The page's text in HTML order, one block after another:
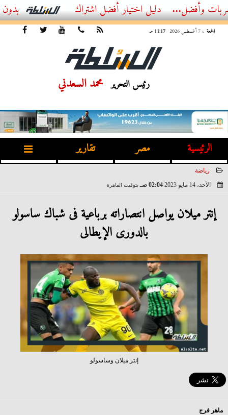
أفضل اشتراك IPTV بدون تقطيع 2026 – دليل المشاهد العصري
الجمعة ، 7 أغسطس 2026 11:17 مـ
رئيس التحرير محمد السعدني
الرئيسية مصر تقارير
رياضة
الأحد، 14 مايو 2023
02:04 صـ بتوقيت القاهرة
إنتر ميلان يواصل انتصاراته برباعية فى شباك ساسولو
بالدورى الإيطالى
إنتر ميلان وساسولو
ماهر فرج